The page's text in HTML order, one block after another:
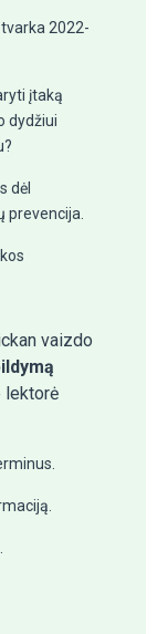
2022-
įtaką
dydžiui
dėl
prevencija.
vaizdo
lektorė